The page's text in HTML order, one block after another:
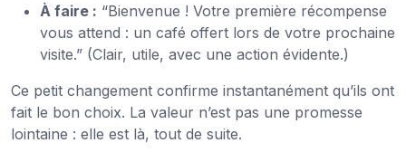
À faire : “Bienvenue ! Votre première récompense
vous attend : un café offert lors de votre prochaine
visite.” (Clair, utile, avec une action évidente.)
Ce petit changement confirme instantanément qu’ils ont
fait le bon choix. La valeur n’est pas une promesse
lointaine : elle est là, tout de suite.